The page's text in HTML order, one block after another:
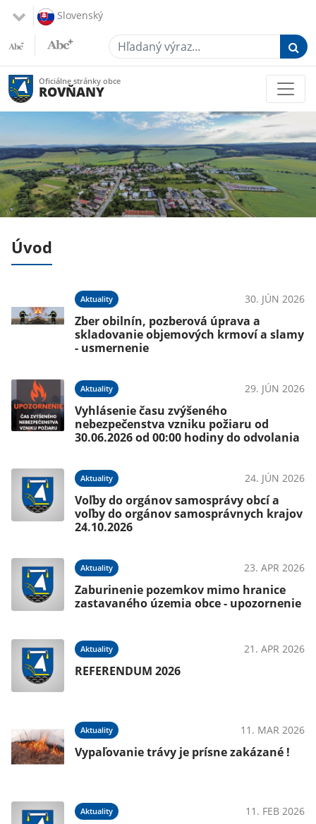
Slovenský
Hľadaný výraz...
Oficiálne stránky obce
ROVŇANY
Úvod
Aktuality 30. JÚN 2026
Zber obilnín, pozberová úprava a
skladovanie objemových krmoví a slamy
- usmernenie
Aktuality 29. JÚN 2026
Vyhlásenie času zvýšeného
nebezpečenstva vzniku požiaru od
30.06.2026 od 00:00 hodiny do odvolania
Aktuality 24. JÚN 2026
Voľby do orgánov samosprávy obcí a
voľby do orgánov samosprávnych krajov
24.10.2026
Aktuality 23. APR 2026
Zaburinenie pozemkov mimo hranice
zastavaného územia obce - upozornenie
Aktuality 21. APR 2026
REFERENDUM 2026
Aktuality 11. MAR 2026
Vypaľovanie trávy je prísne zakázané !
Aktuality 11. FEB 2026